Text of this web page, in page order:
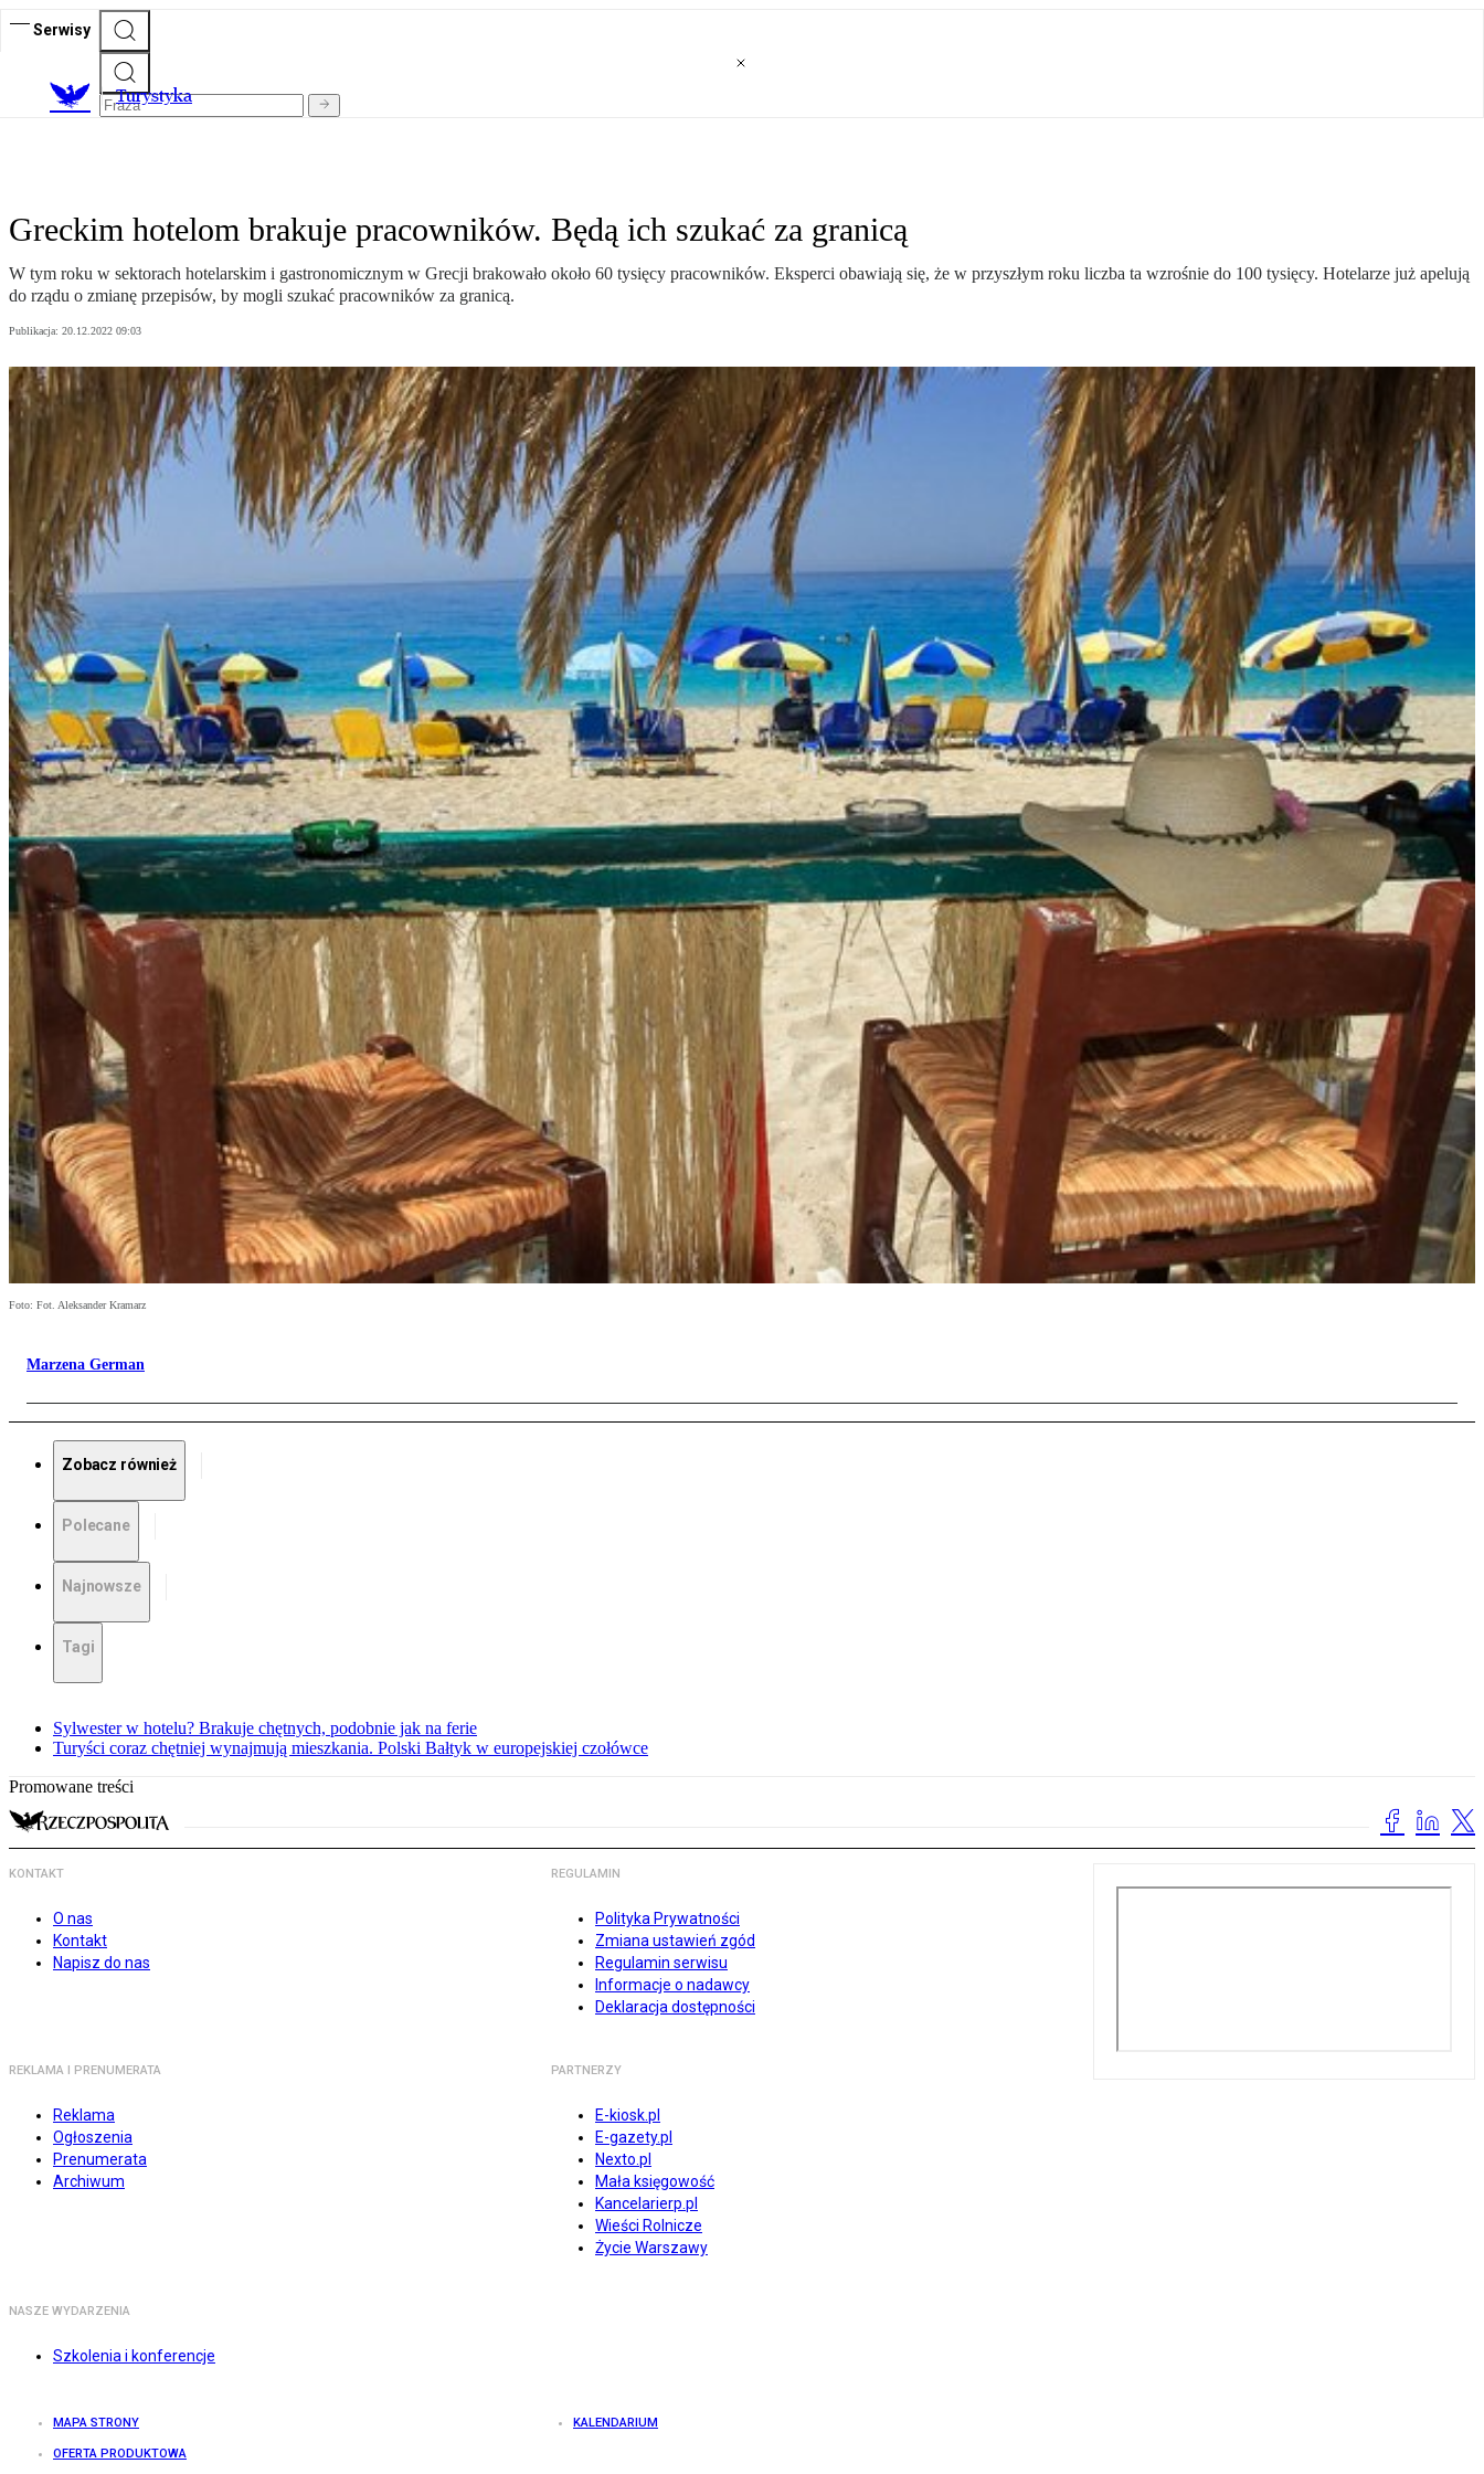
Serwisy
Turystyka
Greckim hotelom brakuje pracowników. Będą ich szukać za granicą
W tym roku w sektorach hotelarskim i gastronomicznym w Grecji brakowało około 60 tysięcy pracowników. Eksperci obawiają się, że w przyszłym roku liczba ta wzrośnie do 100 tysięcy. Hotelarze już apelują
do rządu o zmianę przepisów, by mogli szukać pracowników za granicą.
Publikacja: 20.12.2022 09:03
Foto: Fot. Aleksander Kramarz
Marzena German
Zobacz również
Polecane
Najnowsze
Tagi
Sylwester w hotelu? Brakuje chętnych, podobnie jak na ferie
Turyści coraz chętniej wynajmują mieszkania. Polski Bałtyk w europejskiej czołówce
Promowane treści
KONTAKT
O nas
Kontakt
Napisz do nas
REGULAMIN
Polityka Prywatności
Zmiana ustawień zgód
Regulamin serwisu
Informacje o nadawcy
Deklaracja dostępności
REKLAMA I PRENUMERATA
Reklama
Ogłoszenia
Prenumerata
Archiwum
PARTNERZY
E-kiosk.pl
E-gazety.pl
Nexto.pl
Mała księgowość
Kancelarierp.pl
Wieści Rolnicze
Życie Warszawy
NASZE WYDARZENIA
Szkolenia i konferencje
MAPA STRONY KALENDARIUM
OFERTA PRODUKTOWA